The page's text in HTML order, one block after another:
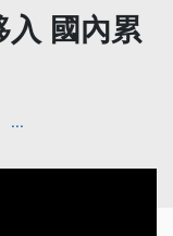
入 國內累
...